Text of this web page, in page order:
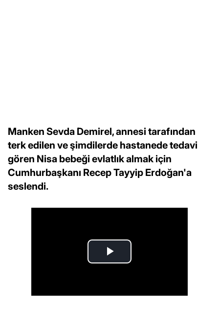
Manken Sevda Demirel, annesi tarafından
terk edilen ve şimdilerde hastanede tedavi
gören Nisa bebeği evlatlık almak için
Cumhurbaşkanı Recep Tayyip Erdoğan'a
seslendi.